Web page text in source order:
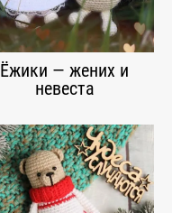
Ёжики — жених и
невеста